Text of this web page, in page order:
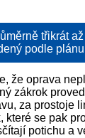
třikrát
podle
že oprava
zákrok
za prostoje
se pak
potichu a